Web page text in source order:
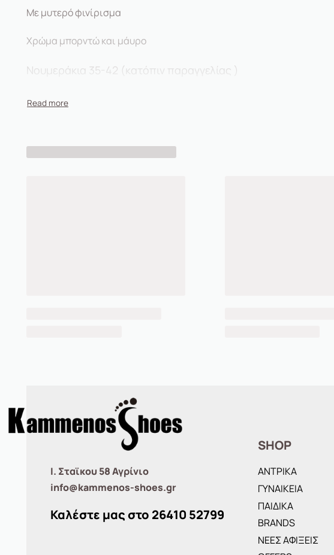
Με μυτερό φινίρισμα
Χρώμα μπορντώ και μάυρο
Νουμεράκια 35-42 (κατόπιν παραγγελίας )
Ι. Σταϊκου 58 Αγρίνιο
info@kammenos-shoes.gr
Καλέστε μας στο 26410 52799
SHOP
ΑΝΤΡΙΚΑ
ΓΥΝΑΙΚΕΙΑ
ΠΑΙΔΙΚΑ
BRANDS
ΝΕΕΣ ΑΦΙΞΕΙΣ